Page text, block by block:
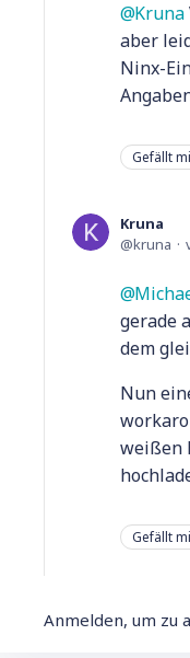
Kruna
aber
Ninx-
Gefällt
Kruna
kruna
gerade
dem
Nun
weißen
Gefällt
Anmelden, um zu